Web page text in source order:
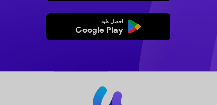
احصل عليه
Google Play